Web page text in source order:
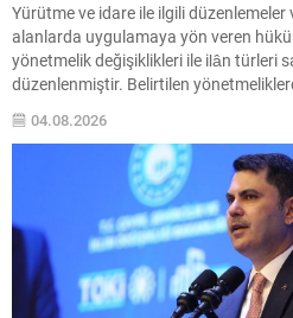
Yürütme ve idare ile ilgili
alanlarda uygulamaya yön veren
yönetmelik değişiklikleri ile ilân türleri
düzenlenmiştir. Belirtilen
personelinin görev ve unvan
korunmasına; tarım arazilerinin
sanayiine kadar...
04.08.2026